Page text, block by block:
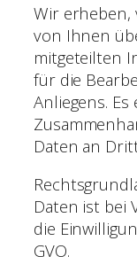
Wir
von Ihnen
mitgeteilten
für die
Anliegens.
Daten an
Daten ist bei
die
GVO.